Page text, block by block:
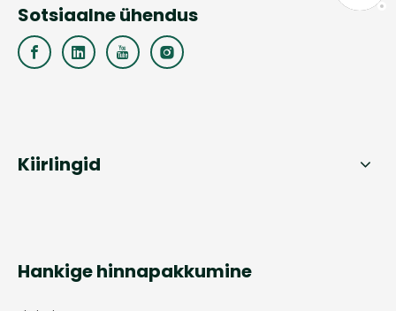
Sotsiaalne ühendus
Kiirlingid
Hankige hinnapakkumine